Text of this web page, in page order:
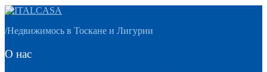
/Недвижимось в Тоскане и Лигурии
О нас